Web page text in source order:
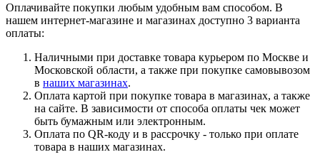
Оплачивайте покупки любым удобным вам способом. В
нашем интернет-магазине и магазинах доступно 3 варианта
оплаты:
Наличными при доставке товара курьером по Москве и
Московской области, а также при покупке самовывозом
в наших магазинах.
Оплата картой при покупке товара в магазинах, а также
на сайте. В зависимости от способа оплаты чек может
быть бумажным или электронным.
Оплата по QR-коду и в рассрочку - только при оплате
товара в наших магазинах.